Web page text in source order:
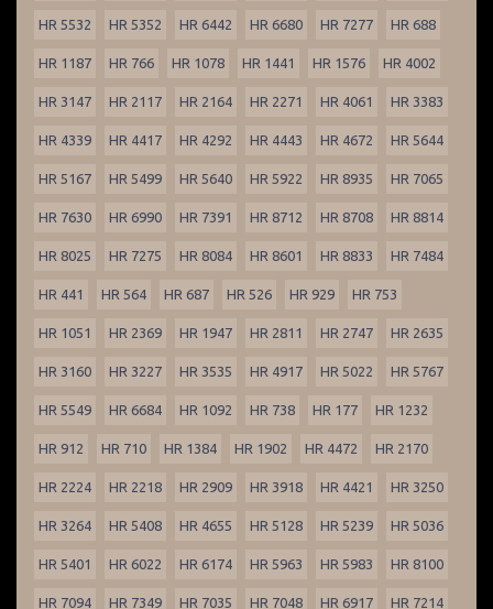
HR 5532 HR 5352 HR 6442 HR 6680 HR 7277 HR 688
HR 1187 HR 766 HR 1078 HR 1441 HR 1576 HR 4002
HR 3147 HR 2117 HR 2164 HR 2271 HR 4061 HR 3383
HR 4339 HR 4417 HR 4292 HR 4443 HR 4672 HR 5644
HR 5167 HR 5499 HR 5640 HR 5922 HR 8935 HR 7065
HR 7630 HR 6990 HR 7391 HR 8712 HR 8708 HR 8814
HR 8025 HR 7275 HR 8084 HR 8601 HR 8833 HR 7484
HR 441 HR 564 HR 687 HR 526 HR 929 HR 753
HR 1051 HR 2369 HR 1947 HR 2811 HR 2747 HR 2635
HR 3160 HR 3227 HR 3535 HR 4917 HR 5022 HR 5767
HR 5549 HR 6684 HR 1092 HR 738 HR 177 HR 1232
HR 912 HR 710 HR 1384 HR 1902 HR 4472 HR 2170
HR 2224 HR 2218 HR 2909 HR 3918 HR 4421 HR 3250
HR 3264 HR 5408 HR 4655 HR 5128 HR 5239 HR 5036
HR 5401 HR 6022 HR 6174 HR 5963 HR 5983 HR 8100
HR 7094 HR 7349 HR 7035 HR 7048 HR 6917 HR 7214